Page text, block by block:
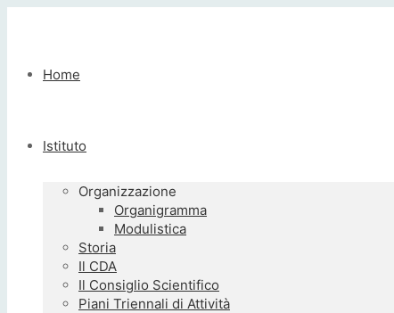
Home
Istituto
Organizzazione
Organigramma
Modulistica
Storia
Il CDA
Il Consiglio Scientifico
Piani Triennali di Attività